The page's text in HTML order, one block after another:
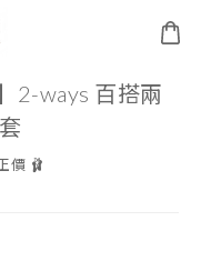
2-ways 百搭兩
價 🩰